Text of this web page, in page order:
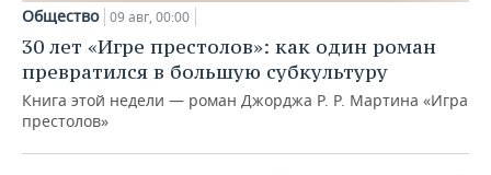
Общество 09 авг, 00:00
30 лет «Игре престолов»: как один роман
превратился в большую субкультуру
Книга этой недели — роман Джорджа Р. Р. Мартина «Игра
престолов»